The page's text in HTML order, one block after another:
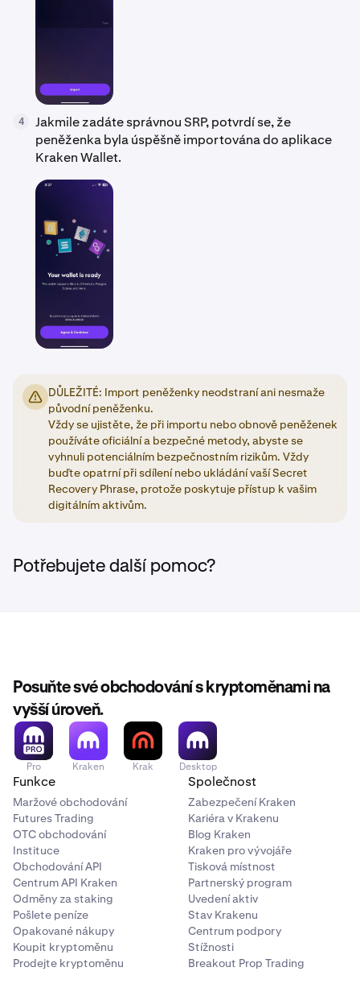
4
Jakmile zadáte správnou SRP, potvrdí se, že
peněženka byla úspěšně importována do aplikace
Kraken Wallet.
DŮLEŽITÉ: Import peněženky neodstraní ani nesmaže
původní peněženku.
Vždy se ujistěte, že při importu nebo obnově peněženek
používáte oficiální a bezpečné metody, abyste se
vyhnuli potenciálním bezpečnostním rizikům. Vždy
buďte opatrní při sdílení nebo ukládání vaší Secret
Recovery Phrase, protože poskytuje přístup k vašim
digitálním aktivům.
Potřebujete další pomoc?
Posuňte své obchodování s kryptoměnami na
vyšší úroveň.
Pro Kraken Krak Desktop
Funkce
Maržové obchodování
Futures Trading
OTC obchodování
Instituce
Obchodování API
Centrum API Kraken
Odměny za staking
Pošlete peníze
Opakované nákupy
Koupit kryptoměnu
Prodejte kryptoměnu
Společnost
Zabezpečení Kraken
Kariéra v Krakenu
Blog Kraken
Kraken pro vývojáře
Tisková místnost
Partnerský program
Uvedení aktiv
Stav Krakenu
Centrum podpory
Stížnosti
Breakout Prop Trading